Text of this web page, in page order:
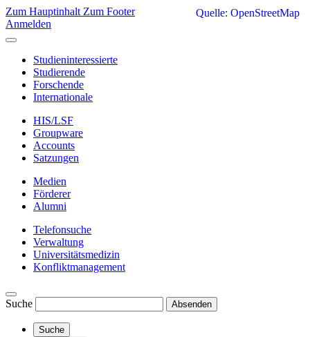
Zum Hauptinhalt Zum Footer
Anmelden
Studieninteressierte
Studierende
Forschende
Internationale
HIS/LSF
Groupware
Accounts
Satzungen
Medien
Förderer
Alumni
Telefonsuche
Verwaltung
Universitätsmedizin
Konfliktmanagement
Suche Absenden
Suche
Quelle: OpenStreetMap